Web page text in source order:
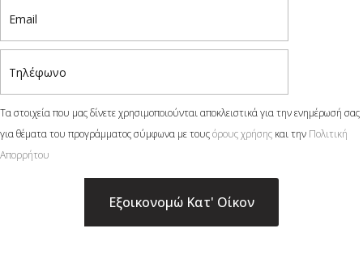
Τα στοιχεία που μας δίνετε χρησιμοποιούνται αποκλειστικά για την ενημέρωσή σας
για θέματα του προγράμματος σύμφωνα με τουςόρους χρήσης και την Πολιτική
Απορρήτου